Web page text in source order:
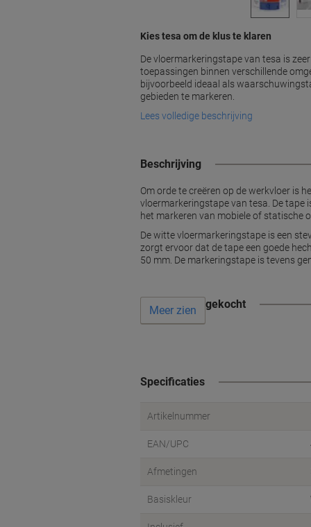
Kies tesa om de klus te klaren
De vloermarkeringstape van tesa is
toepassingen binnen verschillende
bijvoorbeeld ideaal als
gebieden te markeren.
Lees volledige beschrijving
Beschrijving
Om orde te creëren op de werkvloer is
vloermarkeringstape van tesa. De tape
het markeren van mobiele of statische
De witte vloermarkeringstape is een
zorgt ervoor dat de tape een goede
50 mm. De markeringstape is tevens
Vaak samen gekocht
Meer zien
Specificaties
Artikelnummer
EAN/UPC
Afmetingen
Basiskleur